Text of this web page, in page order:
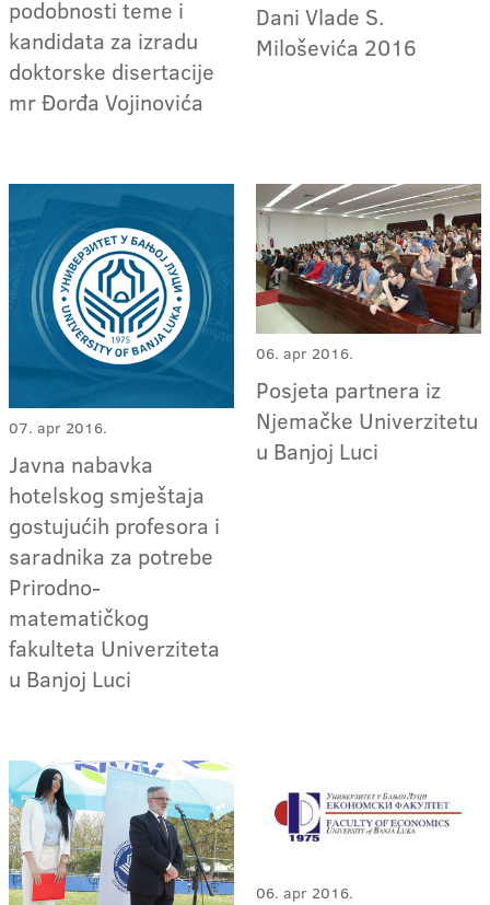
podobnosti teme i
kandidata za izradu
doktorske disertacije
mr Đorđa Vojinovića
Dani Vlade S.
Miloševića 2016
07. apr 2016.
Javna nabavka
hotelskog smještaja
gostujućih profesora i
saradnika za potrebe
Prirodno-
matematičkog
fakulteta Univerziteta
u Banjoj Luci
06. apr 2016.
Posjeta partnera iz
Njemačke Univerzitetu
u Banjoj Luci
06. apr 2016.